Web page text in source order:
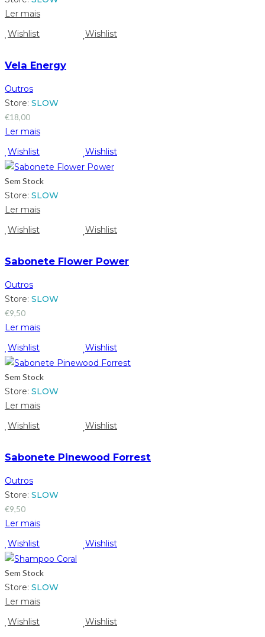
Ler mais
Wishlist
Wishlist
Vela Energy
Outros
Store: SLOW
€18,00
Ler mais
Wishlist
Wishlist
Sem Stock
Store: SLOW
Ler mais
Wishlist
Wishlist
Sabonete Flower Power
Outros
Store: SLOW
€9,50
Ler mais
Wishlist
Wishlist
Sem Stock
Store: SLOW
Ler mais
Wishlist
Wishlist
Sabonete Pinewood Forrest
Outros
Store: SLOW
€9,50
Ler mais
Wishlist
Wishlist
Sem Stock
Store: SLOW
Ler mais
Wishlist
Wishlist